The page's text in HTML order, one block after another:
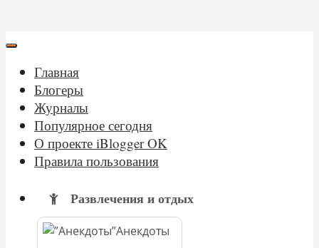
Главная
Блогеры
Журналы
Популярное сегодня
О проекте iBlogger OK
Правила пользования
Развлечения и отдых
Анекдоты